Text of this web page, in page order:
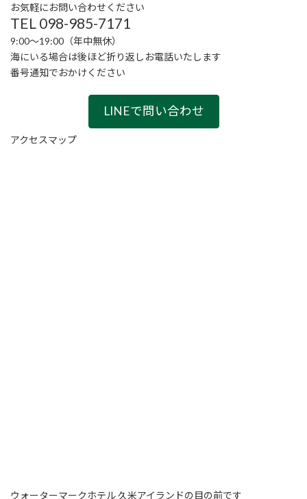
お気軽にお問い合わせください
TEL 098-985-7171
9:00〜19:00（年中無休）
海にいる場合は後ほど折り返しお電話いたします
番号通知でおかけください
LINEで問い合わせ
アクセスマップ
ウォーターマークホテル 久米アイランドの目の前です